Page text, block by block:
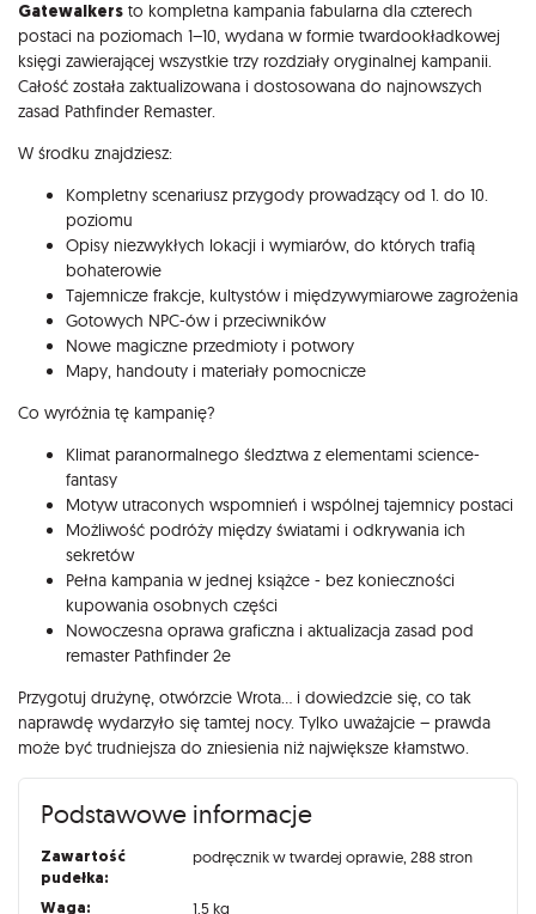
Gatewalkers to kompletna kampania fabularna dla czterech
postaci na poziomach 1–10, wydana w formie twardookładkowej
księgi zawierającej wszystkie trzy rozdziały oryginalnej kampanii.
Całość została zaktualizowana i dostosowana do najnowszych
zasad Pathfinder Remaster.
W środku znajdziesz:
Kompletny scenariusz przygody prowadzący od 1. do 10.
poziomu
Opisy niezwykłych lokacji i wymiarów, do których trafią
bohaterowie
Tajemnicze frakcje, kultystów i międzywymiarowe zagrożenia
Gotowych NPC-ów i przeciwników
Nowe magiczne przedmioty i potwory
Mapy, handouty i materiały pomocnicze
Co wyróżnia tę kampanię?
Klimat paranormalnego śledztwa z elementami science-
fantasy
Motyw utraconych wspomnień i wspólnej tajemnicy postaci
Możliwość podróży między światami i odkrywania ich
sekretów
Pełna kampania w jednej książce - bez konieczności
kupowania osobnych części
Nowoczesna oprawa graficzna i aktualizacja zasad pod
remaster Pathfinder 2e
Przygotuj drużynę, otwórzcie Wrota… i dowiedzcie się, co tak
naprawdę wydarzyło się tamtej nocy. Tylko uważajcie – prawda
może być trudniejsza do zniesienia niż największe kłamstwo.
Podstawowe informacje
Zawartość
pudełka:
podręcznik w twardej oprawie, 288 stron
Waga: 1,5 kg